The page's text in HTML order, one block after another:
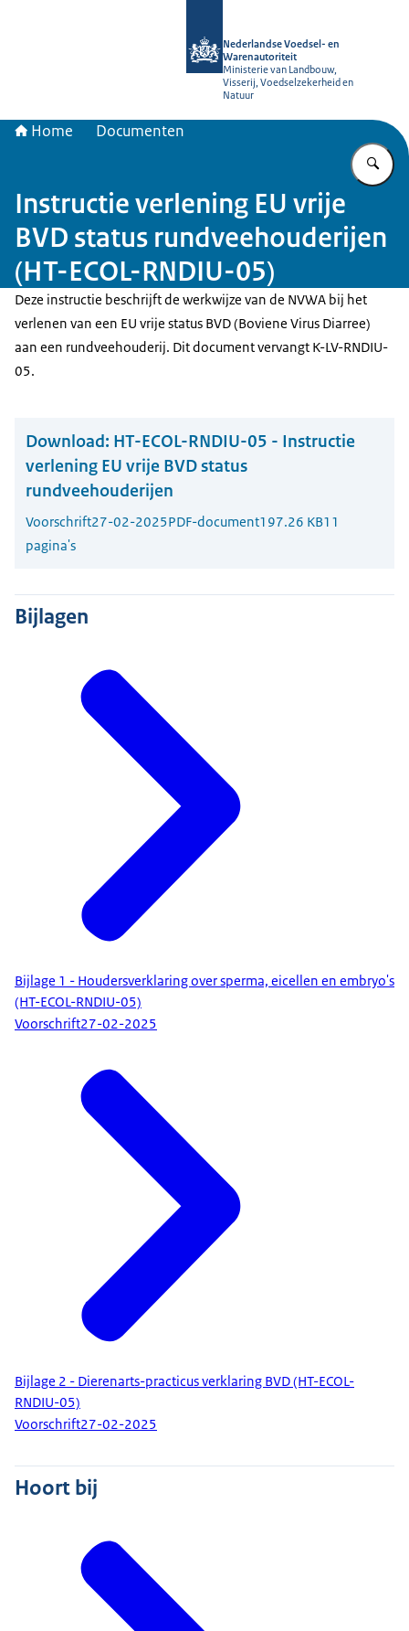
Nederlandse Voedsel- en
Warenautoriteit
Ministerie van Landbouw,
Visserij, Voedselzekerheid en
Natuur
Home Documenten
Instructie verlening EU vrije
BVD status rundveehouderijen
(HT-ECOL-RNDIU-05)
Deze instructie beschrijft de werkwijze van de NVWA bij het
verlenen van een EU vrije status BVD (Boviene Virus Diarree)
aan een rundveehouderij. Dit document vervangt K-LV-RNDIU-
05.
Download: HT-ECOL-RNDIU-05 - Instructie
verlening EU vrije BVD status
rundveehouderijen
Voorschrift27-02-2025PDF-document197.26 KB11
pagina's
Bijlagen
Bijlage 1 - Houdersverklaring over sperma, eicellen en embryo's
(HT-ECOL-RNDIU-05)
Voorschrift27-02-2025
Bijlage 2 - Dierenarts-practicus verklaring BVD (HT-ECOL-
RNDIU-05)
Voorschrift27-02-2025
Hoort bij